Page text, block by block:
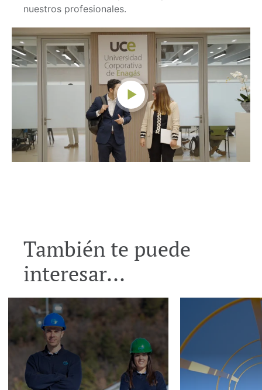
nuestros profesionales.
También te puede
interesar...